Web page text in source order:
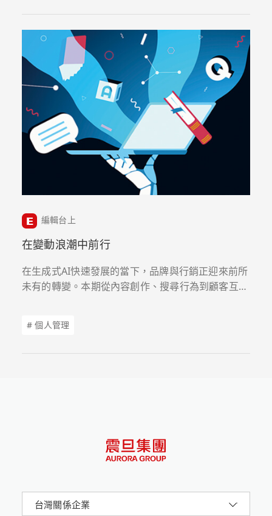
編輯台上
在變動浪潮中前行
在生成式AI快速發展的當下，品牌與行銷正迎來前所
未有的轉變。本期從內容創作、搜尋行為到顧客互
創意，打造更具精準度與影響力的品牌體驗。
# 個人管理
台灣關係企業